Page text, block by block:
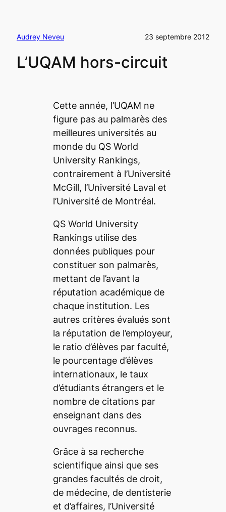
Audrey Neveu 23 septembre 2012
L’UQAM hors-circuit
Cette année, l’UQAM ne
figure pas au palmarès des
meilleures universités au
monde du QS World
University Rankings,
contrairement à l’Université
McGill, l’Université Laval et
l’Université de Montréal.
QS World University
Rankings utilise des
données publiques pour
constituer son palmarès,
mettant de l’avant la
réputation académique de
chaque institution. Les
autres critères évalués sont
la réputation de l’employeur,
le ratio d’élèves par faculté,
le pourcentage d’élèves
internationaux, le taux
d’étudiants étrangers et le
nombre de citations par
enseignant dans des
ouvrages reconnus.
Grâce à sa recherche
scientifique ainsi que ses
grandes facultés de droit,
de médecine, de dentisterie
et d’affaires, l’Université